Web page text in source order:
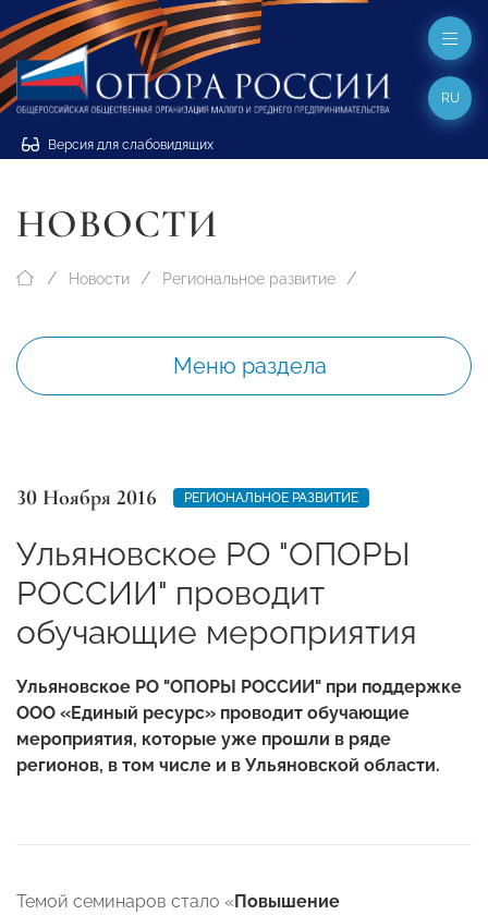
Версия для слабовидящих
RU
НОВОСТИ
Новости Региональное развитие
Меню раздела
30 Ноября 2016 РЕГИОНАЛЬНОЕ РАЗВИТИЕ
Ульяновское РО "ОПОРЫ
РОССИИ" проводит
обучающие мероприятия
Ульяновское РО "ОПОРЫ РОССИИ" при поддержке
ООО «Единый ресурс» проводит обучающие
мероприятия, которые уже прошли в ряде
регионов, в том числе и в Ульяновской области.
Темой семинаров стало «Повышение